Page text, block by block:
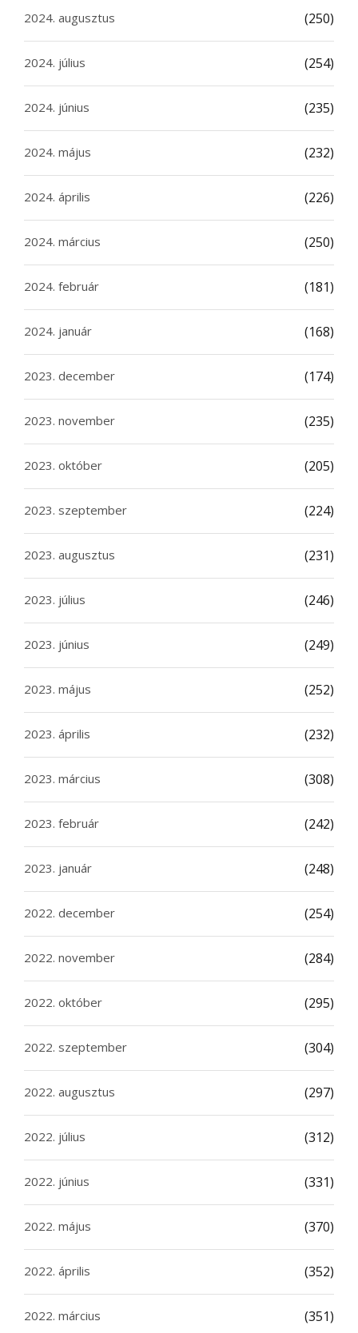
2024. augusztus (250)
2024. július (254)
2024. június (235)
2024. május (232)
2024. április (226)
2024. március (250)
2024. február (181)
2024. január (168)
2023. december (174)
2023. november (235)
2023. október (205)
2023. szeptember (224)
2023. augusztus (231)
2023. július (246)
2023. június (249)
2023. május (252)
2023. április (232)
2023. március (308)
2023. február (242)
2023. január (248)
2022. december (254)
2022. november (284)
2022. október (295)
2022. szeptember (304)
2022. augusztus (297)
2022. július (312)
2022. június (331)
2022. május (370)
2022. április (352)
2022. március (351)